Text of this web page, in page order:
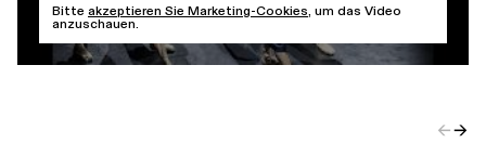
Bitte akzeptieren Sie Marketing-Cookies, um das Video
anzuschauen.
←→